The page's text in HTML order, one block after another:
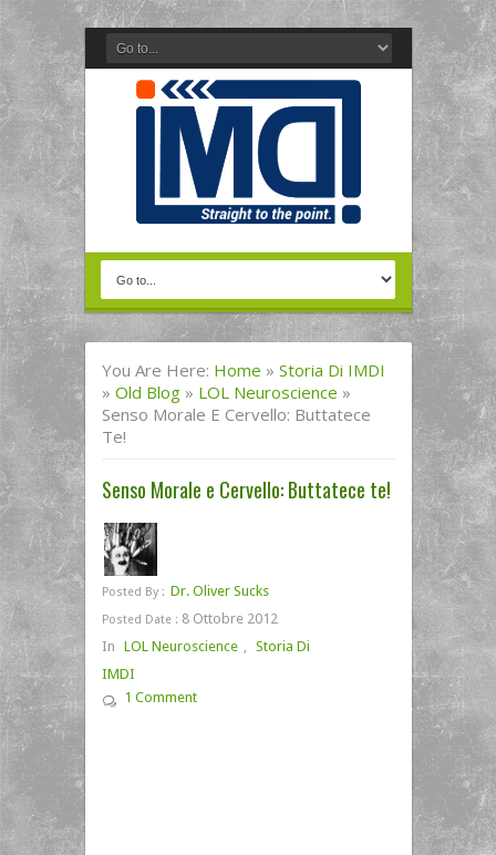
You Are Here: Home » Storia Di IMDI
» Old Blog » LOL Neuroscience »
Senso Morale E Cervello: Buttatece
Te!
Senso Morale e Cervello: Buttatece te!
Posted By : Dr. Oliver Sucks
Posted Date : 8 Ottobre 2012
In LOL Neuroscience , Storia Di
IMDI
1 Comment